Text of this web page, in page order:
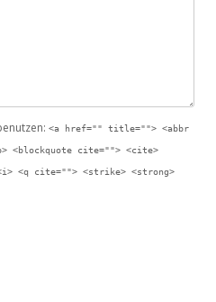
<a href="" title=""> <abbr
<blockquote cite=""> <cite>
<q cite=""> <strike> <strong>